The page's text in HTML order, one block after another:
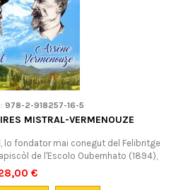
978-2-918257-16-5
MISTRAL-VERMENOUZE
lo fondator mai conegut del Felibritge
de l'Escolo Oubernhato (1894),
sus de subjèctes plan divèrses.
publicada aicí en edicion bilingua.
€